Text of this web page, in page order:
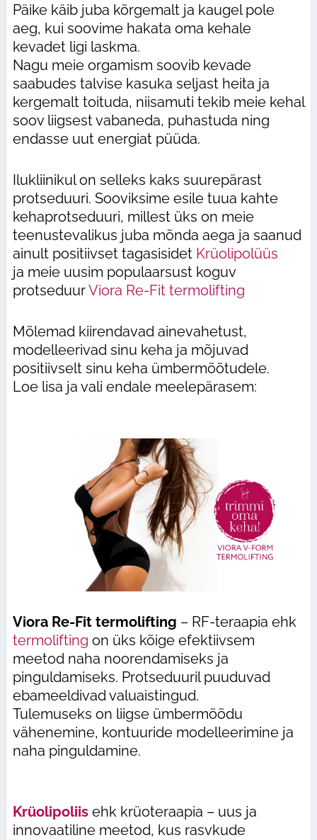
Päike käib juba kõrgemalt ja kaugel pole
aeg, kui soovime hakata oma kehale
kevadet ligi laskma.
Nagu meie orgamism soovib kevade
saabudes talvise kasuka seljast heita ja
kergemalt toituda, niisamuti tekib meie kehal
soov liigsest vabaneda, puhastuda ning
endasse uut energiat püüda.
Ilukliinikul on selleks kaks suurepärast
protseduuri. Sooviksime esile tuua kahte
kehaprotseduuri, millest üks on meie
teenustevalikus juba mõnda aega ja saanud
ainult positiivset tagasisidetKrüolipolüüs
ja meie uusim populaarsust koguv
protseduurViora Re-Fit termolifting
Mõlemad kiirendavad ainevahetust,
modelleerivad sinu keha ja mõjuvad
positiivselt sinu keha ümbermõõtudele.
Loe lisa ja vali endale meelepärasem:
Viora Re-Fit termolifting – RF-teraapia ehk
termolifting on üks kõige efektiivsem
meetod naha noorendamiseks ja
pinguldamiseks. Protseduuril puuduvad
ebameeldivad valuaistingud.
Tulemuseks on liigse ümbermõõdu
vähenemine, kontuuride modelleerimine ja
naha pinguldamine.
Krüolipoliisehk krüoteraapia – uus ja
innovaatiline meetod, kus rasvkude